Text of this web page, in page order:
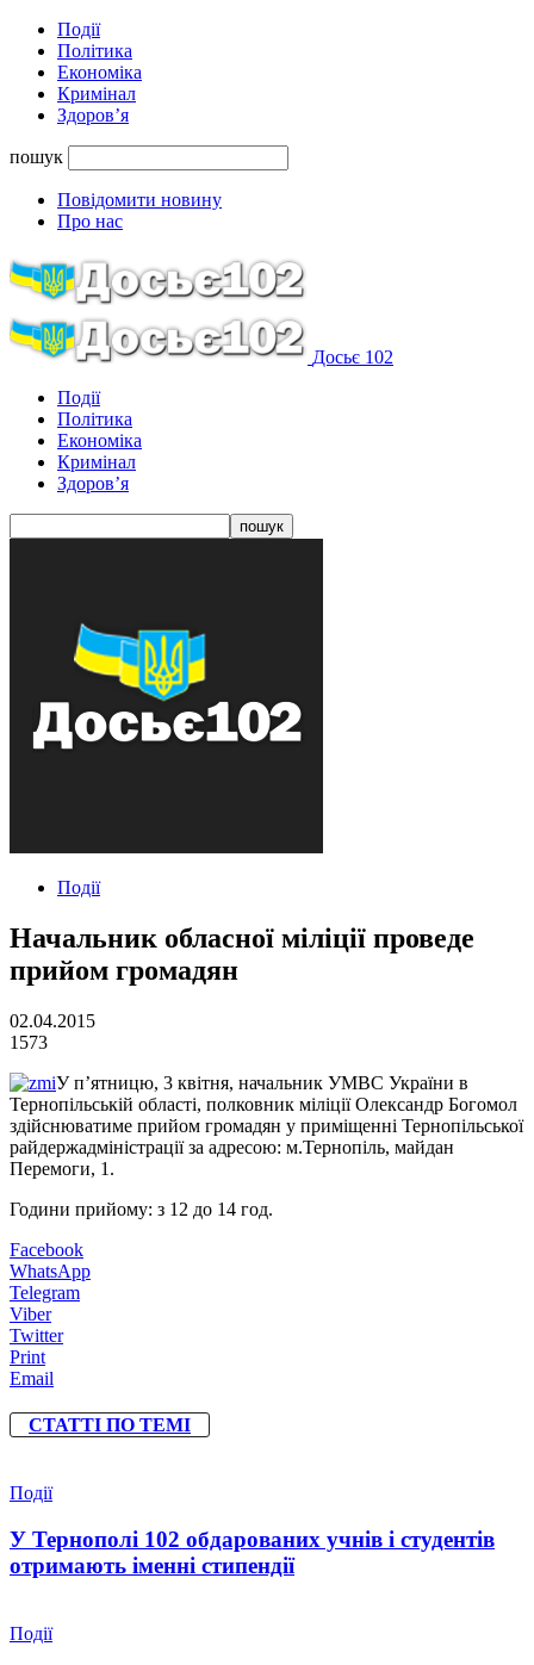
Події
Політика
Економіка
Кримінал
Здоров’я
пошук
Повідомити новину
Про нас
Досьє 102
Події
Політика
Економіка
Кримінал
Здоров’я
Події
Начальник обласної міліції проведе
прийом громадян
02.04.2015
1573
У п’ятницю, 3 квітня, начальник УМВС України в
Тернопільській області, полковник міліції Олександр Богомол
здійснюватиме прийом громадян у приміщенні Тернопільської
райдержадміністрації за адресою: м.Тернопіль, майдан
Перемоги, 1.
Години прийому: з 12 до 14 год.
Facebook
WhatsApp
Telegram
Viber
Twitter
Print
Email
СТАТТІ ПО ТЕМІ
Події
У Тернополі 102 обдарованих учнів і студентів
отримають іменні стипендії
Події